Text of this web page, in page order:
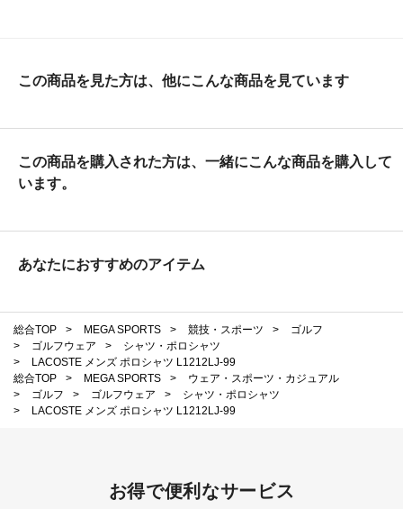
この商品を見た方は、他にこんな商品を見ています
この商品を購入された方は、一緒にこんな商品を購入して
います。
あなたにおすすめのアイテム
総合TOP > MEGA SPORTS > 競技・スポーツ >
ゴルフ
>
ゴルフウェア >
シャツ・ポロシャツ
>
LACOSTE メンズ ポロシャツ L1212LJ-99
総合TOP
> MEGA SPORTS >
ウェア・スポーツ・カジュアル
>
ゴルフ > ゴルフウェア >
シャツ・ポロシャツ
>
LACOSTE メンズ ポロシャツ L1212LJ-99
お得で便利なサービス